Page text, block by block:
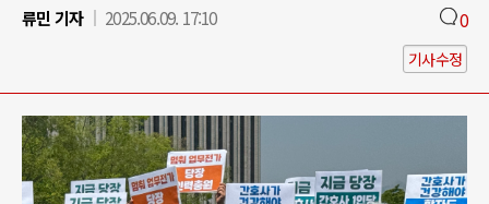
류민 기자
2025.06.09. 17:10 0
기사수정